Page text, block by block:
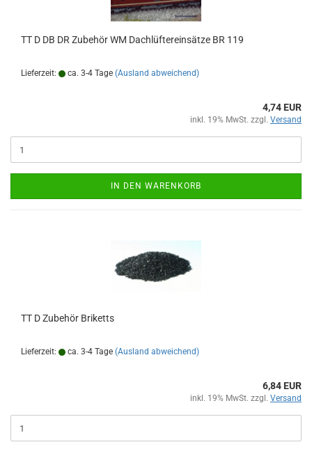
TT D DB DR Zubehör WM Dachlüftereinsätze BR 119
Lieferzeit: ca. 3-4 Tage (Ausland abweichend)
4,74 EUR
inkl. 19% MwSt. zzgl. Versand
IN DEN WARENKORB
TT D Zubehör Briketts
Lieferzeit: ca. 3-4 Tage (Ausland abweichend)
6,84 EUR
inkl. 19% MwSt. zzgl. Versand